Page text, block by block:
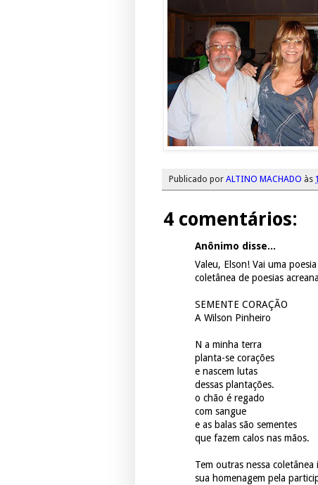
Publicado por ALTINO MACHADO às
4 comentários:
Anônimo disse...
Valeu, Elson! Vai uma
coletânea de poesias
SEMENTE CORAÇÃO
A Wilson Pinheiro
N a minha terra
planta-se corações
e nascem lutas
dessas plantações.
o chão é regado
com sangue
e as balas são sementes
que fazem calos nas mãos.
Tem outras nessa
sua homenagem pela